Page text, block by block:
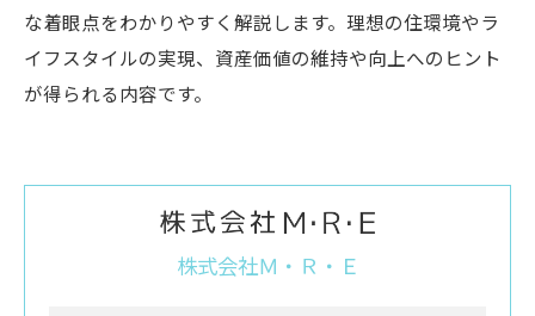
な着眼点をわかりやすく解説します。理想の住環境やラ
イフスタイルの実現、資産価値の維持や向上へのヒント
が得られる内容です。
株式会社Ｍ・Ｒ・Ｅ